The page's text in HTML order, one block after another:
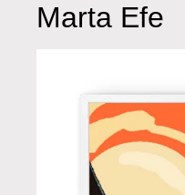
Marta Efe